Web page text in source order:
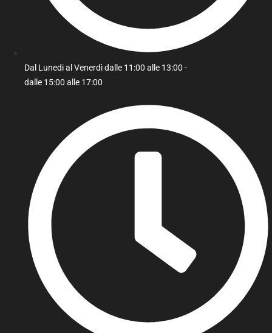
Dal Lunedi al Venerdì dalle 11:00 alle 13:00 -
dalle 15:00 alle 17:00